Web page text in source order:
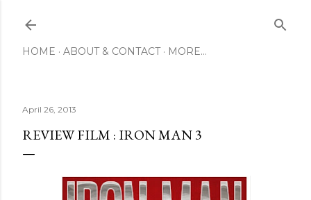
HOME ABOUT & CONTACT MORE…
April 26, 2013
REVIEW FILM : IRON MAN 3